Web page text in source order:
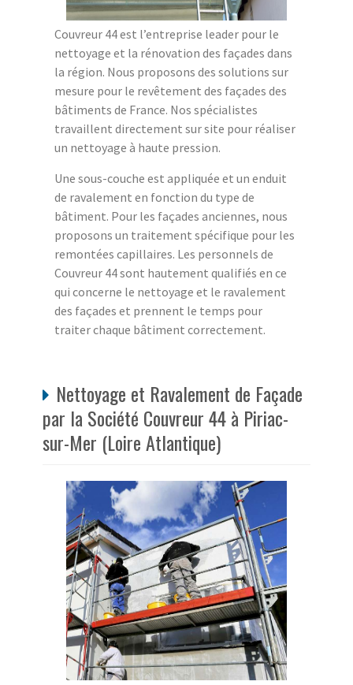
Couvreur 44 est l’entreprise leader pour le
nettoyage et la rénovation des façades dans
la région. Nous proposons des solutions sur
mesure pour le revêtement des façades des
bâtiments de France. Nos spécialistes
travaillent directement sur site pour réaliser
un nettoyage à haute pression.
Une sous-couche est appliquée et un enduit
de ravalement en fonction du type de
bâtiment. Pour les façades anciennes, nous
proposons un traitement spécifique pour les
remontées capillaires. Les personnels de
Couvreur 44 sont hautement qualifiés en ce
qui concerne le nettoyage et le ravalement
des façades et prennent le temps pour
traiter chaque bâtiment correctement.
Nettoyage et Ravalement de Façade
par la Société Couvreur 44 à Piriac-
sur-Mer (Loire Atlantique)